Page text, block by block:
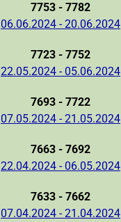
7753 - 7782
06.06.2024 - 20.06.2024
7723 - 7752
22.05.2024 - 05.06.2024
7693 - 7722
07.05.2024 - 21.05.2024
7663 - 7692
22.04.2024 - 06.05.2024
7633 - 7662
07.04.2024 - 21.04.2024